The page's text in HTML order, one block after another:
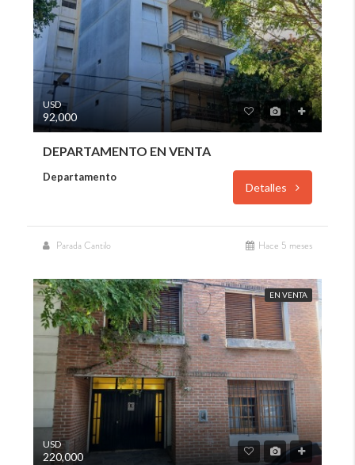
USD
92,000
DEPARTAMENTO EN VENTA
Departamento
Detalles
Parada Cantilo Hace 5 meses
EN VENTA
USD
220,000